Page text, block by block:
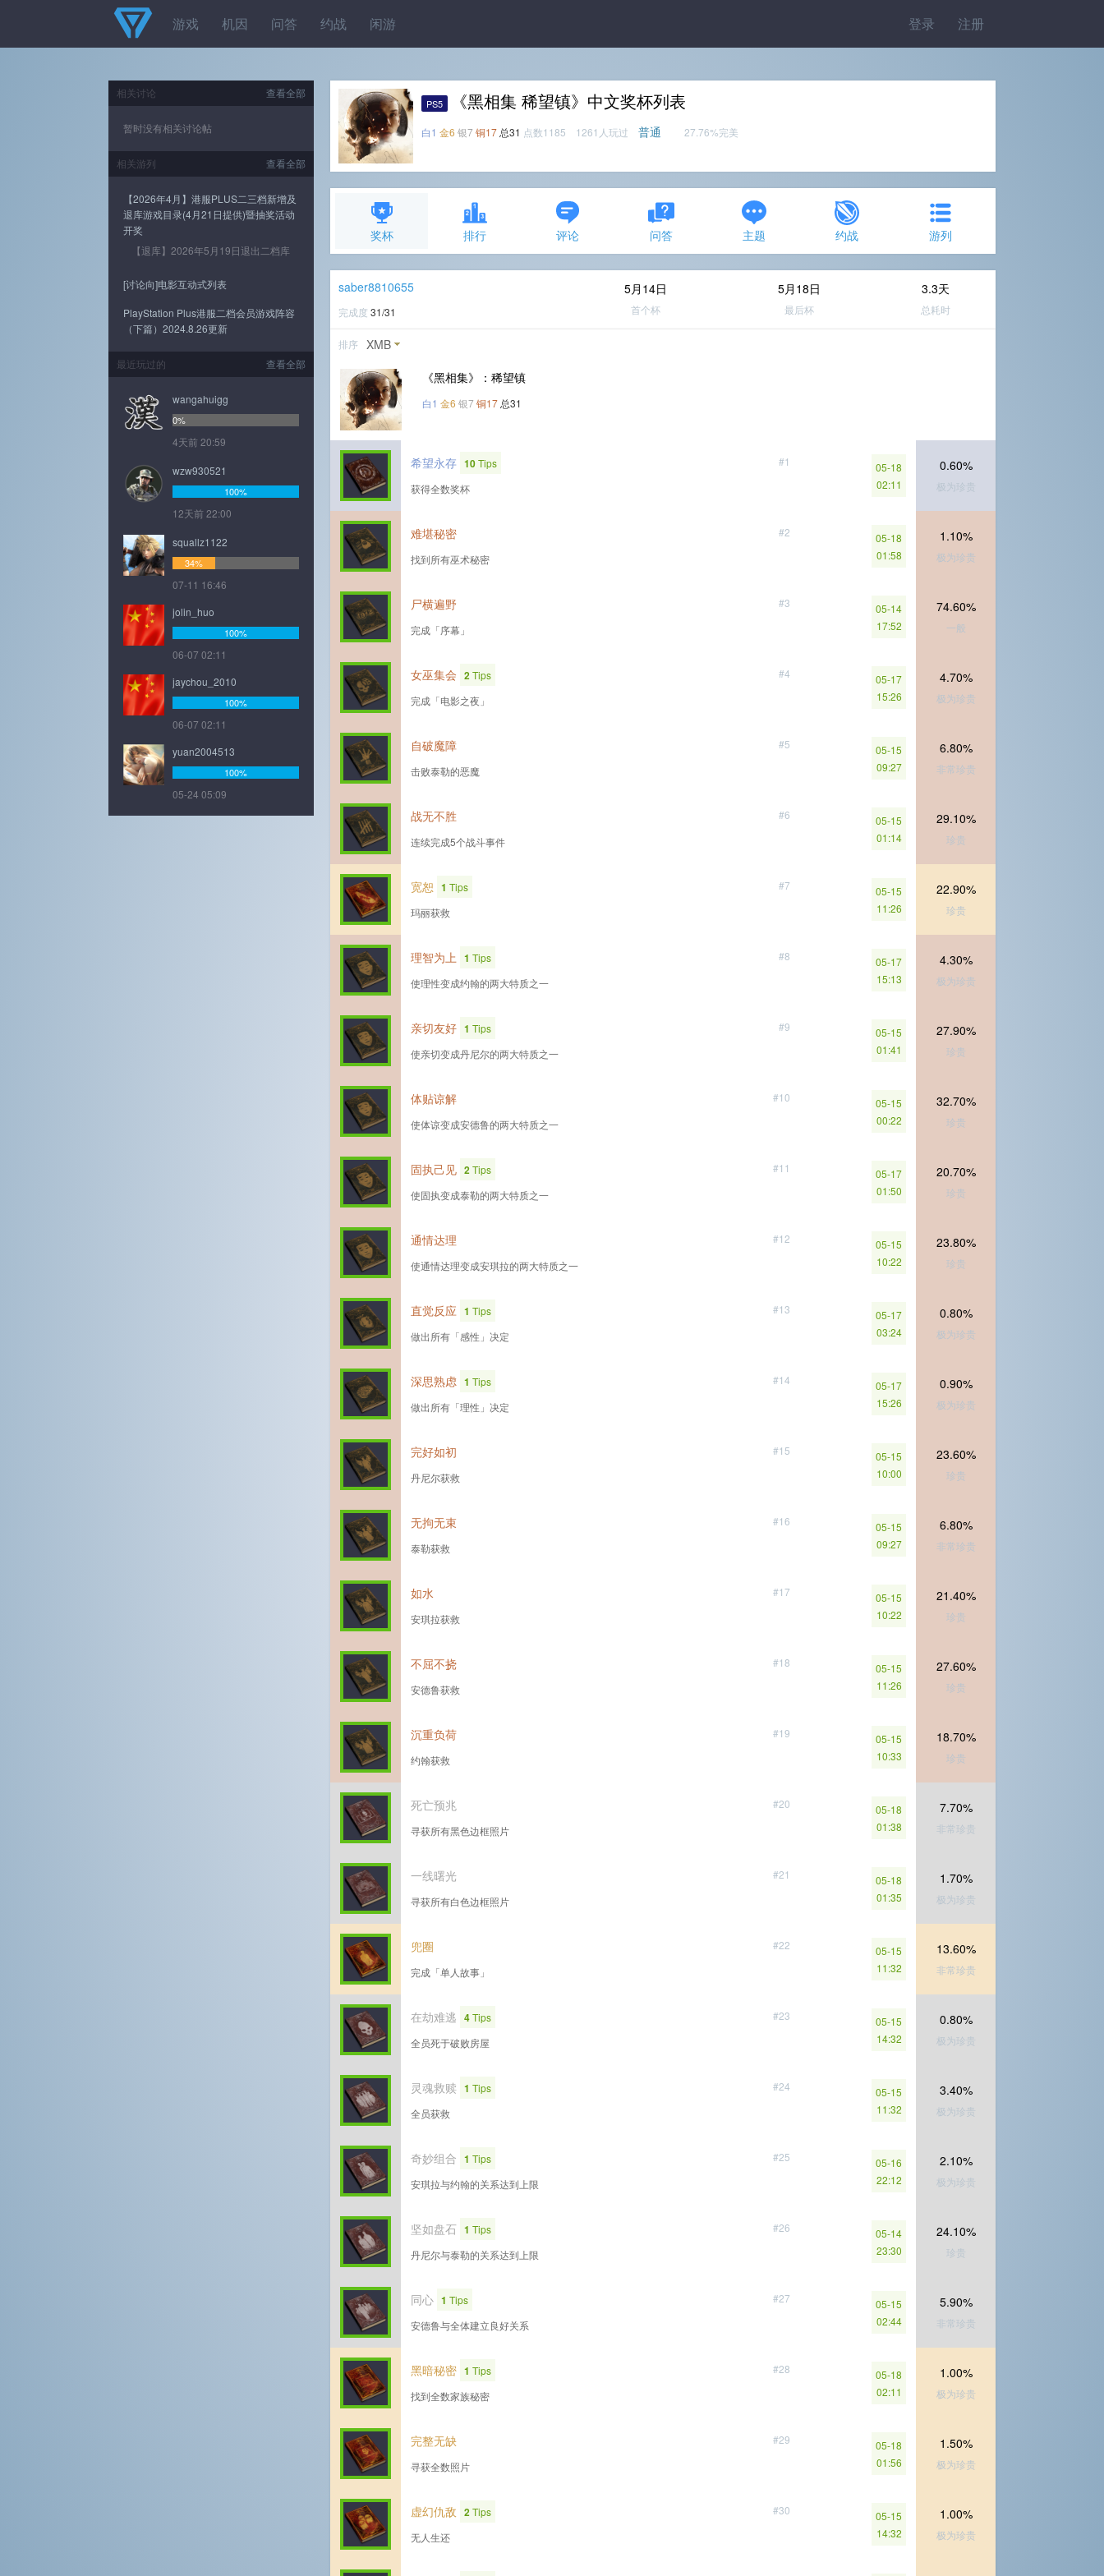
登录 注册
游戏 机因 问答 约战 闲游
PS5 《黑相集 稀望镇》中文奖杯列表
白1 金6 银7 铜17 总31 点数1185 1261人玩过 普通 27.76%完美
奖杯 排行 评论 问答 主题 约战 游列
saber8810655
完成度 31/31
5月14日
首个杯
5月18日
最后杯
3.3天
总耗时
排序 XMB
《黑相集》：稀望镇
白1 金6 银7 铜17 总31
#1
希望永存 10Tips
获得全数奖杯
05-18
02:11
0.60%
极为珍贵
#2
难堪秘密
找到所有巫术秘密
05-18
01:58
1.10%
极为珍贵
#3
尸横遍野
完成「序幕」
05-14
17:52
74.60%
一般
#4
女巫集会 2Tips
完成「电影之夜」
05-17
15:26
4.70%
极为珍贵
#5
自破魔障
击败泰勒的恶魔
05-15
09:27
6.80%
非常珍贵
#6
战无不胜
连续完成5个战斗事件
05-15
01:14
29.10%
珍贵
#7
宽恕 1 Tips
玛丽获救
05-15
11:26
22.90%
珍贵
#8
理智为上 1 Tips
使理性变成约翰的两大特质之一
05-17
15:13
4.30%
极为珍贵
#9
亲切友好 1 Tips
使亲切变成丹尼尔的两大特质之一
05-15
01:41
27.90%
珍贵
#10
体贴谅解
使体谅变成安德鲁的两大特质之一
05-15
00:22
32.70%
珍贵
#11
固执己见 2Tips
使固执变成泰勒的两大特质之一
05-17
01:50
20.70%
珍贵
#12
通情达理
使通情达理变成安琪拉的两大特质之一
05-15
10:22
23.80%
珍贵
#13
直觉反应 1 Tips
做出所有「感性」决定
05-17
03:24
0.80%
极为珍贵
#14
深思熟虑 1 Tips
做出所有「理性」决定
05-17
15:26
0.90%
极为珍贵
#15
完好如初
丹尼尔获救
05-15
10:00
23.60%
珍贵
#16
无拘无束
泰勒获救
05-15
09:27
6.80%
非常珍贵
#17
如水
安琪拉获救
05-15
10:22
21.40%
珍贵
#18
不屈不挠
安德鲁获救
05-15
11:26
27.60%
珍贵
#19
沉重负荷
约翰获救
05-15
10:33
18.70%
珍贵
#20
死亡预兆
寻获所有黑色边框照片
05-18
01:38
7.70%
非常珍贵
#21
一线曙光
寻获所有白色边框照片
05-18
01:35
1.70%
极为珍贵
#22
兜圈
完成「单人故事」
05-15
11:32
13.60%
非常珍贵
#23
在劫难逃 4Tips
全员死于破败房屋
05-15
14:32
0.80%
极为珍贵
#24
灵魂救赎 1 Tips
全员获救
05-15
11:32
3.40%
极为珍贵
#25
奇妙组合 1 Tips
安琪拉与约翰的关系达到上限
05-16
22:12
2.10%
极为珍贵
#26
坚如盘石 1 Tips
丹尼尔与泰勒的关系达到上限
05-14
23:30
24.10%
珍贵
#27
同心 1 Tips
安德鲁与全体建立良好关系
05-15
02:44
5.90%
非常珍贵
#28
黑暗秘密 1 Tips
找到全数家族秘密
05-18
02:11
1.00%
极为珍贵
#29
完整无缺
寻获全数照片
05-18
01:56
1.50%
极为珍贵
#30
虚幻仇敌 2Tips
无人生还
05-15
14:32
1.00%
极为珍贵
查看全部
相关讨论
暂时没有相关讨论帖
查看全部
相关游列
【2026年4月】港服PLUS二三档新增及
退库游戏目录(4月21日提供)暨抽奖活动
开奖
【退库】2026年5月19日退出二档库
[讨论向]电影互动式列表
PlayStation Plus港服二档会员游戏阵容
（下篇）2024.8.26更新
查看全部
最近玩过的
wangahuigg
0%
4天前 20:59
wzw930521
100%
12天前 22:00
squallz1122
34%
07-11 16:46
jolin_huo
100%
06-07 02:11
jaychou_2010
100%
06-07 02:11
yuan2004513
100%
05-24 05:09